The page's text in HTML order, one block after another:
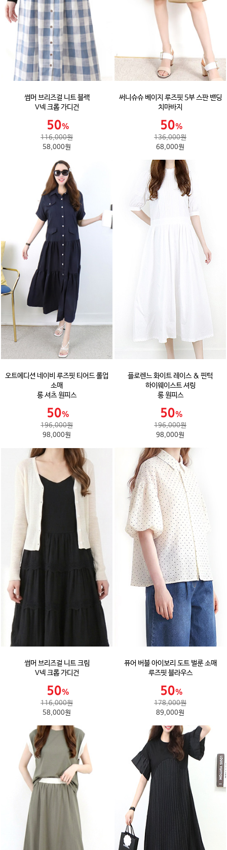
썸머 브리즈걸 니트 블랙
V넥 크롭 가디건
116,000원
58,000원
써니슈슈 베이지 루즈핏 5부 스판 밴딩
치마바지
136,000원
68,000원
오트에디션 네이비 루즈핏 티어드 롤업
소매
롱 셔츠 원피스
196,000원
98,000원
플로렌느 화이트 레이스 & 핀턱
하이웨이스트 셔링
롱 원피스
196,000원
98,000원
썸머 브리즈걸 니트 크림
V넥 크롭 가디건
116,000원
58,000원
퓨어 버블 아이보리 도트 벌룬 소매
루즈핏 블라우스
178,000원
89,000원